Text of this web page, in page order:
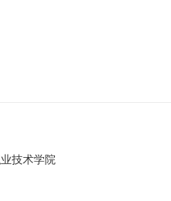
技术学院